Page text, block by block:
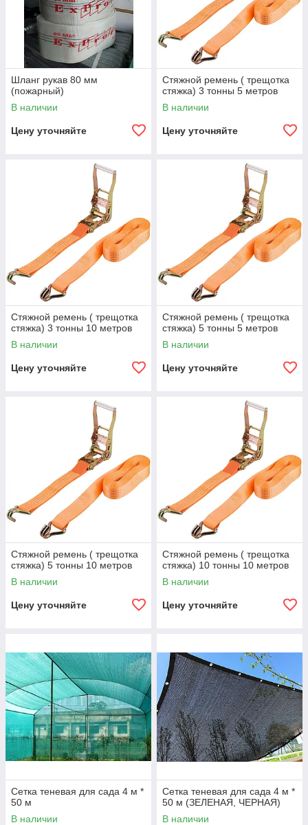
Шланг рукав 80 мм
(пожарный)
В наличии
Цену уточняйте
Стяжной ремень ( трещотка
стяжка) 3 тонны 5 метров
В наличии
Цену уточняйте
Стяжной ремень ( трещотка
стяжка) 3 тонны 10 метров
В наличии
Цену уточняйте
Стяжной ремень ( трещотка
стяжка) 5 тонны 5 метров
В наличии
Цену уточняйте
Стяжной ремень ( трещотка
стяжка) 5 тонны 10 метров
В наличии
Цену уточняйте
Стяжной ремень ( трещотка
стяжка) 10 тонны 10 метров
В наличии
Цену уточняйте
Сетка теневая для сада 4 м *
50 м
В наличии
Сетка теневая для сада 4 м *
50 м (ЗЕЛЕНАЯ, ЧЕРНАЯ)
В наличии